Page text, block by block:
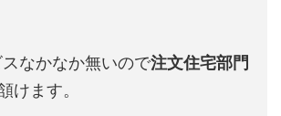
なかなか無いので注文住宅部門
けます。